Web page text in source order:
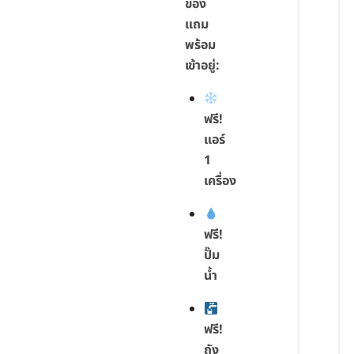
ของ
แถม
พร้อม
เข้าอยู่:
ฟรี!
แอร์
1
เครื่อง
ฟรี!
ปั๊ม
น้ำ
ฟรี!
ถัง